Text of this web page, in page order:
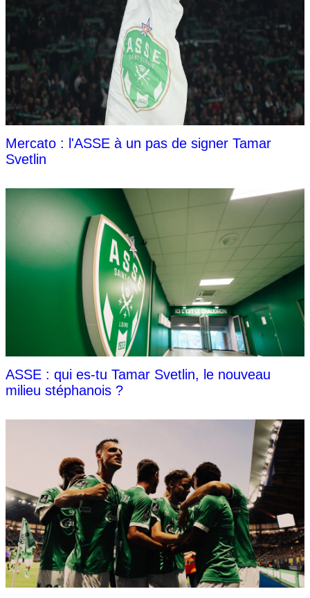
Mercato : l'ASSE à un pas de signer Tamar
Svetlin
ASSE : qui es-tu Tamar Svetlin, le nouveau
milieu stéphanois ?